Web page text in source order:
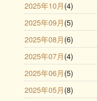
2025年10月 (4)
2025年09月 (5)
2025年08月 (6)
2025年07月 (4)
2025年06月 (5)
2025年05月 (8)